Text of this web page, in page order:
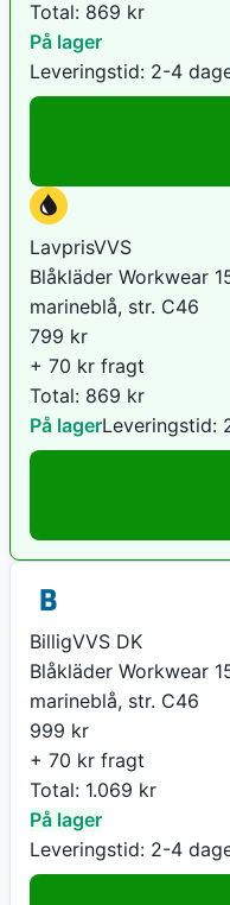
Total: 869 kr
På lager
Leveringstid: 2-4
LavprisVVS
Blåkläder Workwear
marineblå, str. C46
799 kr
+ 70 kr fragt
Total: 869 kr
På lagerLeveringstid:
BilligVVS DK
Blåkläder Workwear
marineblå, str. C46
999 kr
+ 70 kr fragt
Total: 1.069 kr
På lager
Leveringstid: 2-4